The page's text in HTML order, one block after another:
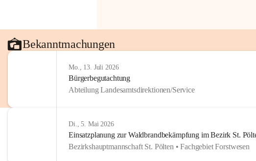
Bekanntmachungen
Mo., 13. Juli 2026
Bürgerbegutachtung
Abteilung Landesamtsdirektionen/Service
Di., 5. Mai 2026
Einsatzplanung zur Waldbrandbekämpfung im Bezirk St.
Bezirkshauptmannschaft St. Pölten • Fachgebiet Forstwesen